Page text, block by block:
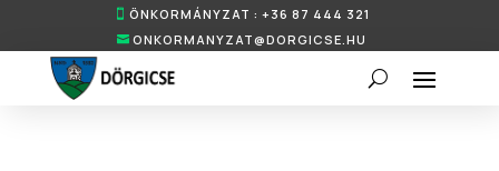
ÖNKORMÁNYZAT : +36 87 444 321
ONKORMANYZAT@DORGICSE.HU